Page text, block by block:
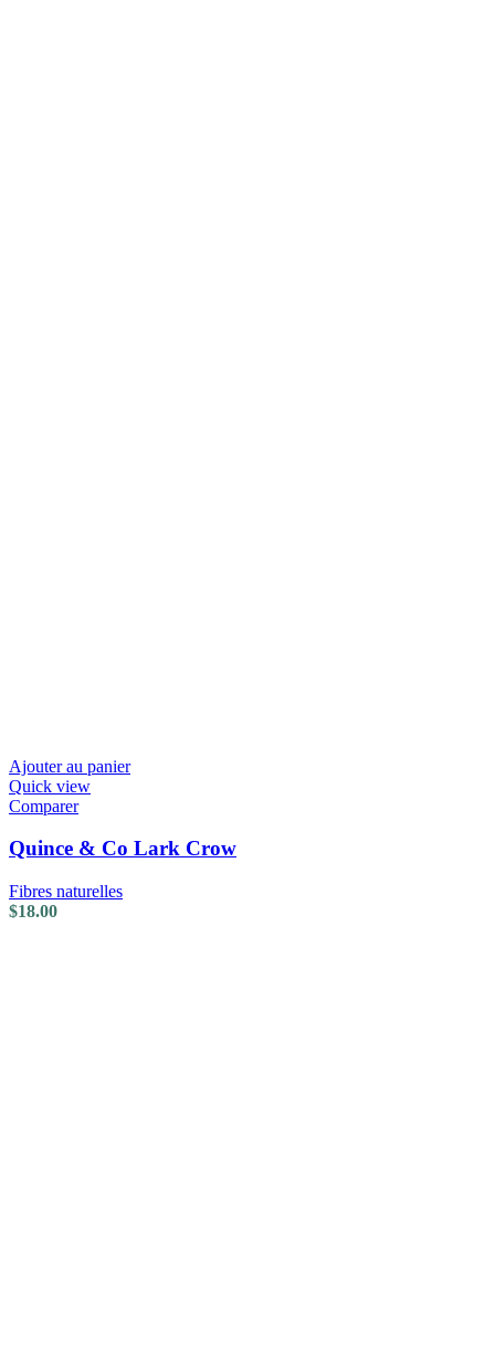
Ajouter au panier
Quick view
Comparer
Quince & Co Lark Crow
Fibres naturelles
$18.00